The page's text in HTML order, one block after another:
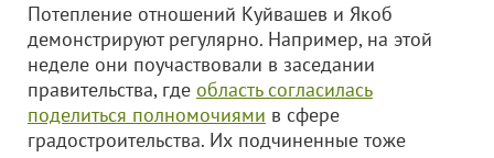
Потепление отношений Куйвашев и Якоб
демонстрируют регулярно. Например, на этой
неделе они поучаствовали в заседании
правительства, где область согласилась
поделиться полномочиями в сфере
градостроительства. Их подчиненные тоже